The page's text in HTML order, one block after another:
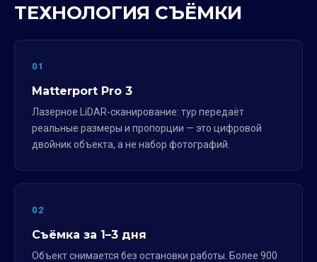
ТЕХНОЛОГИЯ СЪЁМКИ
01
Matterport Pro 3
Лазерное LiDAR-сканирование: тур передаёт
реальные размеры и пропорции — это цифровой
двойник объекта, а не набор фотографий.
02
Съёмка за 1–3 дня
Объект снимается без остановки работы. Более 900